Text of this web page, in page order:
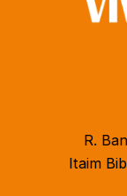
R.
Itaim